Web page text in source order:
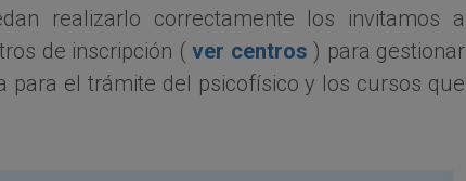
realizarlo correctamente los invitamos a
de inscripción ( ver centros ) para gestionar
para el trámite del psicofísico y los cursos que